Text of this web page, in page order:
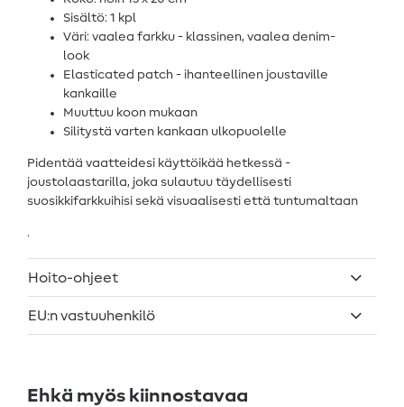
Sisältö: 1 kpl
Väri: vaalea farkku - klassinen, vaalea denim-
look
Elasticated patch - ihanteellinen joustaville
kankaille
Muuttuu koon mukaan
Silitystä varten kankaan ulkopuolelle
Pidentää vaatteidesi käyttöikää hetkessä -
joustolaastarilla, joka sulautuu täydellisesti
suosikkifarkkuihisi sekä visuaalisesti että tuntumaltaan
.
Hoito-ohjeet
EU:n vastuuhenkilö
Ehkä myös kiinnostavaa